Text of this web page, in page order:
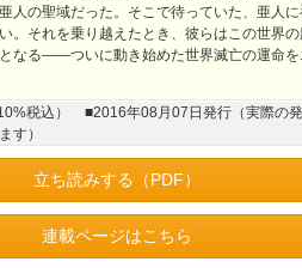
人の聖域だった。そこで待っていた、亜人
。それを乗り越えたとき、彼らはこの世界
なる――ついに動き始めた世界滅亡の運命を
税込）
■2016年08月07日発行（実際の
す）
立ち読みする（PDF）
連載ページはこちら